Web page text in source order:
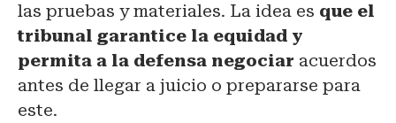
las pruebas y materiales. La idea es que el
tribunal garantice la equidad y
permita a la defensa negociar acuerdos
antes de llegar a juicio o prepararse para
este.